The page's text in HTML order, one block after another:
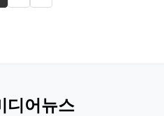
company may soon
디어뉴스